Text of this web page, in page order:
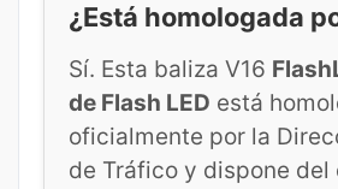
¿Está homologada
Sí. Esta baliza V16
de Flash LED está
oficialmente por la
de Tráfico y dispone